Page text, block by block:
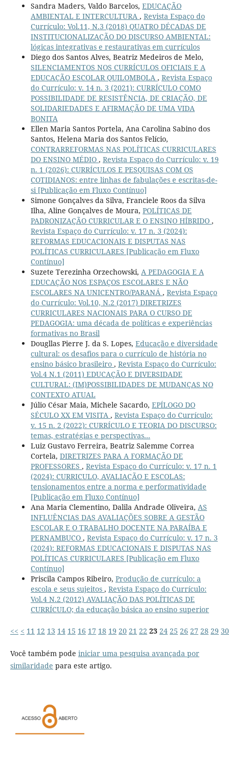
Sandra Maders, Valdo Barcelos, EDUCAÇÃO
AMBIENTAL E INTERCULTURA , Revista Espaço do
Currículo: Vol.11, N.3 (2018) QUATRO DÉCADAS DE
INSTITUCIONALIZAÇÃO DO DISCURSO AMBIENTAL:
lógicas integrativas e restaurativas em currículos
Diego dos Santos Alves, Beatriz Medeiros de Melo,
SILENCIAMENTOS NOS CURRÍCULOS OFICIAIS E A
EDUCAÇÃO ESCOLAR QUILOMBOLA , Revista Espaço
do Currículo: v. 14 n. 3 (2021): CURRÍCULO COMO
POSSIBILIDADE DE RESISTÊNCIA, DE CRIAÇÃO, DE
SOLIDARIEDADES E AFIRMAÇÃO DE UMA VIDA
BONITA
Ellen Maria Santos Portela, Ana Carolina Sabino dos
Santos, Helena Maria dos Santos Felício,
CONTRARREFORMAS NAS POLÍTICAS CURRICULARES
DO ENSINO MÉDIO , Revista Espaço do Currículo: v. 19
n. 1 (2026): CURRÍCULOS E PESQUISAS COM OS
COTIDIANOS: entre linhas de fabulações e escritas-de-
si [Publicação em Fluxo Contínuo]
Simone Gonçalves da Silva, Franciele Roos da Silva
Ilha, Aline Gonçalves de Moura, POLÍTICAS DE
PADRONIZAÇÃO CURRICULAR E O ENSINO HÍBRIDO ,
Revista Espaço do Currículo: v. 17 n. 3 (2024):
REFORMAS EDUCACIONAIS E DISPUTAS NAS
POLÍTICAS CURRICULARES [Publicação em Fluxo
Contínuo]
Suzete Terezinha Orzechowski, A PEDAGOGIA E A
EDUCAÇÃO NOS ESPAÇOS ESCOLARES E NÃO
ESCOLARES NA UNICENTRO/PARANÁ , Revista Espaço
do Currículo: Vol.10, N.2 (2017) DIRETRIZES
CURRICULARES NACIONAIS PARA O CURSO DE
PEDAGOGIA: uma década de políticas e experiências
formativas no Brasil
Dougllas Pierre J. da S. Lopes, Educação e diversidade
cultural: os desafios para o currículo de história no
ensino básico brasileiro , Revista Espaço do Currículo:
Vol.4 N.1 (2011) EDUCAÇÃO E DIVERSIDADE
CULTURAL: (IM)POSSIBILIDADES DE MUDANÇAS NO
CONTEXTO ATUAL
Júlio César Maia, Michele Sacardo, EPÍLOGO DO
SÉCULO XX EM VISITA , Revista Espaço do Currículo:
v. 15 n. 2 (2022): CURRÍCULO E TEORIA DO DISCURSO:
temas, estratégias e perspectivas...
Luiz Gustavo Ferreira, Beatriz Salemme Correa
Cortela, DIRETRIZES PARA A FORMAÇÃO DE
PROFESSORES , Revista Espaço do Currículo: v. 17 n. 1
(2024): CURRICULO, AVALIAÇÃO E ESCOLAS:
tensionamentos entre a norma e performatividade
[Publicação em Fluxo Contínuo]
Ana Maria Clementino, Dalila Andrade Oliveira, AS
INFLUÊNCIAS DAS AVALIAÇÕES SOBRE A GESTÃO
ESCOLAR E O TRABALHO DOCENTE NA PARAÍBA E
PERNAMBUCO , Revista Espaço do Currículo: v. 17 n. 3
(2024): REFORMAS EDUCACIONAIS E DISPUTAS NAS
POLÍTICAS CURRICULARES [Publicação em Fluxo
Contínuo]
Priscila Campos Ribeiro, Produção de currículo: a
escola e seus sujeitos , Revista Espaço do Currículo:
Vol.4 N.2 (2012) AVALIAÇÃO DAS POLÍTICAS DE
CURRÍCULO; da educação básica ao ensino superior
<< < 11 12 13 14 15 16 17 18 19 20 21 22 23 24 25 26 27 28 29 30
Você também pode iniciar uma pesquisa avançada por
similaridade para este artigo.